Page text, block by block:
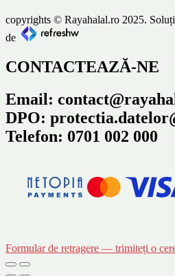
copyrights © Rayahalal.ro 2025.
de
CONTACTEAZĂ-NE
Email:
DPO:
Telefon: 0701 002 000
Formular de retragere — trimiteți o